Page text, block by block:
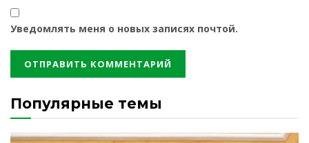
Уведомлять меня о новых записях почтой.
Популярные темы